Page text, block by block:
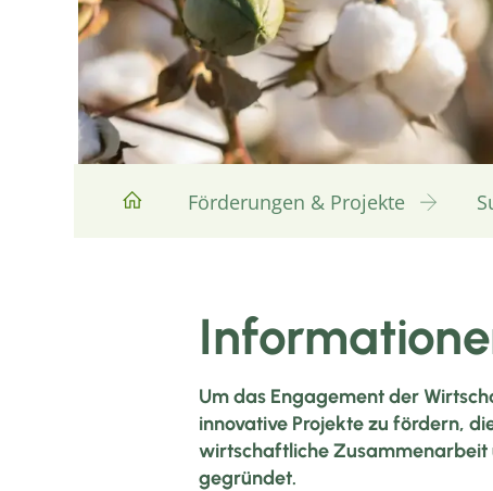
Förderungen & Projekte
Um das Engagement der
innovative Projekte zu fördern,
wirtschaftliche Zusammenarbeit
gegründet.